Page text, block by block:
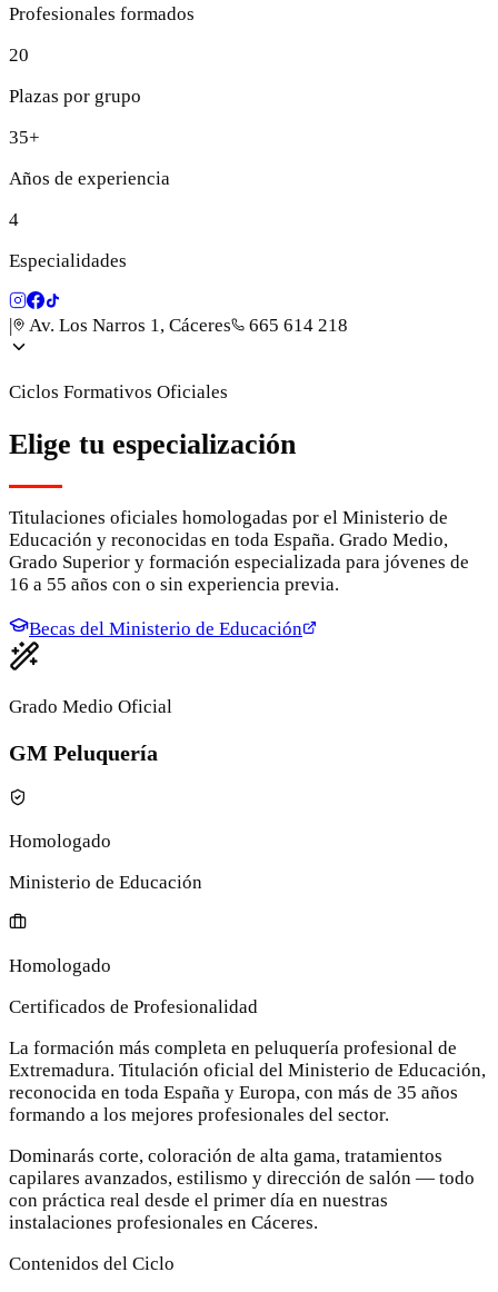
Profesionales formados
20
Plazas por grupo
35+
Años de experiencia
4
Especialidades
Av. Los Narros 1, Cáceres 665 614 218
Ciclos Formativos Oficiales
Elige tu especialización
Titulaciones oficiales homologadas por el Ministerio de
Educación y reconocidas en toda España. Grado Medio,
Grado Superior y formación especializada para jóvenes de
16 a 55 años con o sin experiencia previa.
Becas del Ministerio de Educación
Grado Medio Oficial
GM Peluquería
Homologado
Ministerio de Educación
Homologado
Certificados de Profesionalidad
La formación más completa en peluquería profesional de
Extremadura. Titulación oficial del Ministerio de Educación,
reconocida en toda España y Europa, con más de 35 años
formando a los mejores profesionales del sector.
Dominarás corte, coloración de alta gama, tratamientos
capilares avanzados, estilismo y dirección de salón — todo
con práctica real desde el primer día en nuestras
instalaciones profesionales en Cáceres.
Contenidos del Ciclo